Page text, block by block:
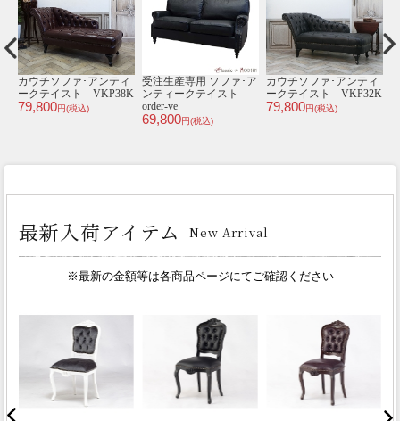
シングルチェア･アンテ
ィークテイスト TB8-
8P32B
【送料無料】 1人掛けソ
ファ･アンティークテイ
スト NM1F283K
62,800円(税込)
1人掛けソファ･アンテ
ィークテイスト
VC1F220PW